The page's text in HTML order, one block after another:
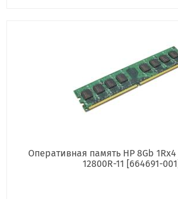
Оперативная память HP 8Gb 1Rx4
12800R-11 [664691-